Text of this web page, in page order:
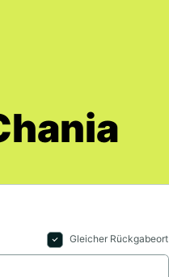
Gleicher Rückgabeort